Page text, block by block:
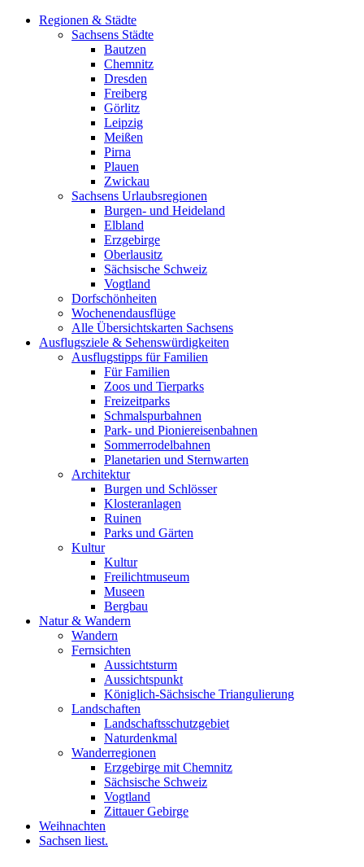
Regionen & Städte
Sachsens Städte
Bautzen
Chemnitz
Dresden
Freiberg
Görlitz
Leipzig
Meißen
Pirna
Plauen
Zwickau
Sachsens Urlaubsregionen
Burgen- und Heideland
Elbland
Erzgebirge
Oberlausitz
Sächsische Schweiz
Vogtland
Dorfschönheiten
Wochenendausflüge
Alle Übersichtskarten Sachsens
Ausflugsziele & Sehenswürdigkeiten
Ausflugstipps für Familien
Für Familien
Zoos und Tierparks
Freizeitparks
Schmalspurbahnen
Park- und Pioniereisenbahnen
Sommerrodelbahnen
Planetarien und Sternwarten
Architektur
Burgen und Schlösser
Klosteranlagen
Ruinen
Parks und Gärten
Kultur
Kultur
Freilichtmuseum
Museen
Bergbau
Natur & Wandern
Wandern
Fernsichten
Aussichtsturm
Aussichtspunkt
Königlich-Sächsische Triangulierung
Landschaften
Landschaftsschutzgebiet
Naturdenkmal
Wanderregionen
Erzgebirge mit Chemnitz
Sächsische Schweiz
Vogtland
Zittauer Gebirge
Weihnachten
Sachsen liest.